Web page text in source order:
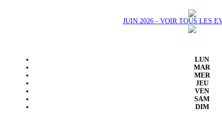
JUIN 2026 - VOIR TOUS LES
LUN
MAR
MER
JEU
VEN
SAM
DIM